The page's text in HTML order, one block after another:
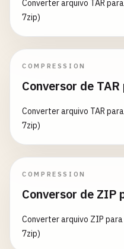
Converter arquivo TAR
7zip)
COMPRESSION
Conversor de
Converter arquivo TAR
7zip)
COMPRESSION
Conversor de ZIP
Converter arquivo ZIP
7zip)